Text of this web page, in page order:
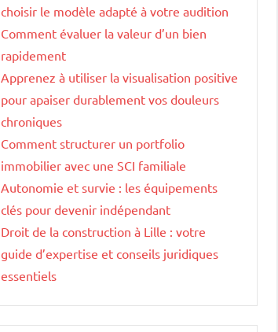
choisir le modèle adapté à votre audition
Comment évaluer la valeur d’un bien
rapidement
Apprenez à utiliser la visualisation positive
pour apaiser durablement vos douleurs
chroniques
Comment structurer un portfolio
immobilier avec une SCI familiale
Autonomie et survie : les équipements
clés pour devenir indépendant
Droit de la construction à Lille : votre
guide d’expertise et conseils juridiques
essentiels